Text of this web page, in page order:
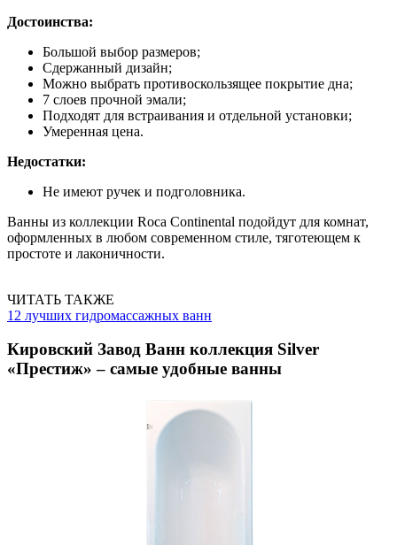
Достоинства:
Большой выбор размеров;
Сдержанный дизайн;
Можно выбрать противоскользящее покрытие дна;
7 слоев прочной эмали;
Подходят для встраивания и отдельной установки;
Умеренная цена.
Недостатки:
Не имеют ручек и подголовника.
Ванны из коллекции Roca Continental подойдут для комнат,
оформленных в любом современном стиле, тяготеющем к
простоте и лаконичности.
ЧИТАТЬ ТАКЖЕ
12 лучших гидромассажных ванн
Кировский Завод Ванн коллекция Silver
«Престиж» – самые удобные ванны